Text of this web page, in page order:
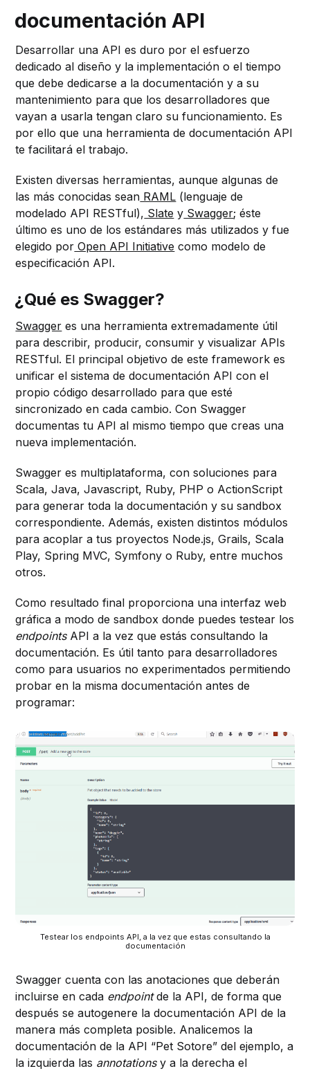
documentación API
Desarrollar una API es duro por el esfuerzo
dedicado al diseño y la implementación o el tiempo
que debe dedicarse a la documentación y a su
mantenimiento para que los desarrolladores que
vayan a usarla tengan claro su funcionamiento. Es
por ello que una herramienta de documentación API
te facilitará el trabajo.
Existen diversas herramientas, aunque algunas de
las más conocidas sean RAML (lenguaje de
modelado API RESTful), Slate y Swagger; éste
último es uno de los estándares más utilizados y fue
elegido por Open API Initiative como modelo de
especificación API.
¿Qué es Swagger?
Swagger es una herramienta extremadamente útil
para describir, producir, consumir y visualizar APIs
RESTful. El principal objetivo de este framework es
unificar el sistema de documentación API con el
propio código desarrollado para que esté
sincronizado en cada cambio. Con Swagger
documentas tu API al mismo tiempo que creas una
nueva implementación.
Swagger es multiplataforma, con soluciones para
Scala, Java, Javascript, Ruby, PHP o ActionScript
para generar toda la documentación y su sandbox
correspondiente. Además, existen distintos módulos
para acoplar a tus proyectos Node.js, Grails, Scala
Play, Spring MVC, Symfony o Ruby, entre muchos
otros.
Como resultado final proporciona una interfaz web
gráfica a modo de sandbox donde puedes testear los
endpointsAPI a la vez que estás consultando la
documentación. Es útil tanto para desarrolladores
como para usuarios no experimentados permitiendo
probar en la misma documentación antes de
programar:
Testear los endpoints API, a la vez que estas consultando la
documentación
Swagger cuenta con las anotaciones que deberán
incluirse en cada endpointde la API, de forma que
después se autogenere la documentación API de la
manera más completa posible. Analicemos la
documentación de la API “Pet Sotore” del ejemplo, a
la izquierda las annotationsy a la derecha el